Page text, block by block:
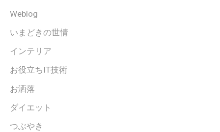
Weblog
いまどきの世情
インテリア
お役立ちIT技術
お洒落
ダイエット
つぶやき